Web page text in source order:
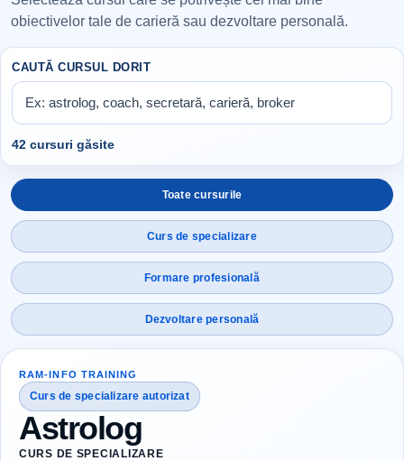
obiectivelor tale de carieră sau dezvoltare personală.
CAUTĂ CURSUL DORIT
42 cursuri găsite
Toate cursurile
Curs de specializare
Formare profesională
Dezvoltare personală
RAM-INFO TRAINING
Curs de specializare autorizat
Astrolog
CURS DE SPECIALIZARE